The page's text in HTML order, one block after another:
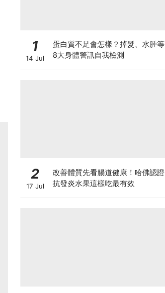
1
14 Jul
蛋白質不足會怎樣？掉髮、水腫等
8大身體警訊自我檢測
2
17 Jul
改善體質先看腸道健康！哈佛認證
抗發炎水果這樣吃最有效